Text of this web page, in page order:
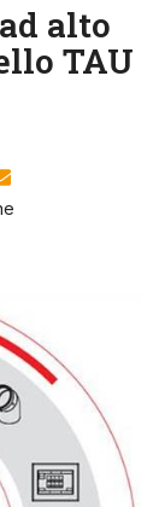
alto
TAU